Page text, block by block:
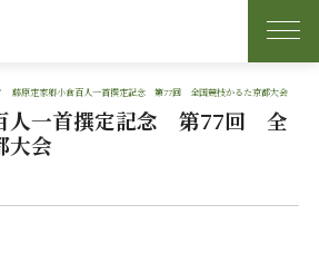
藤原定家卿小倉百人一首撰定記念 第77回 全国競技かるた京都大会
人一首撰定記念 第77回 全
大会